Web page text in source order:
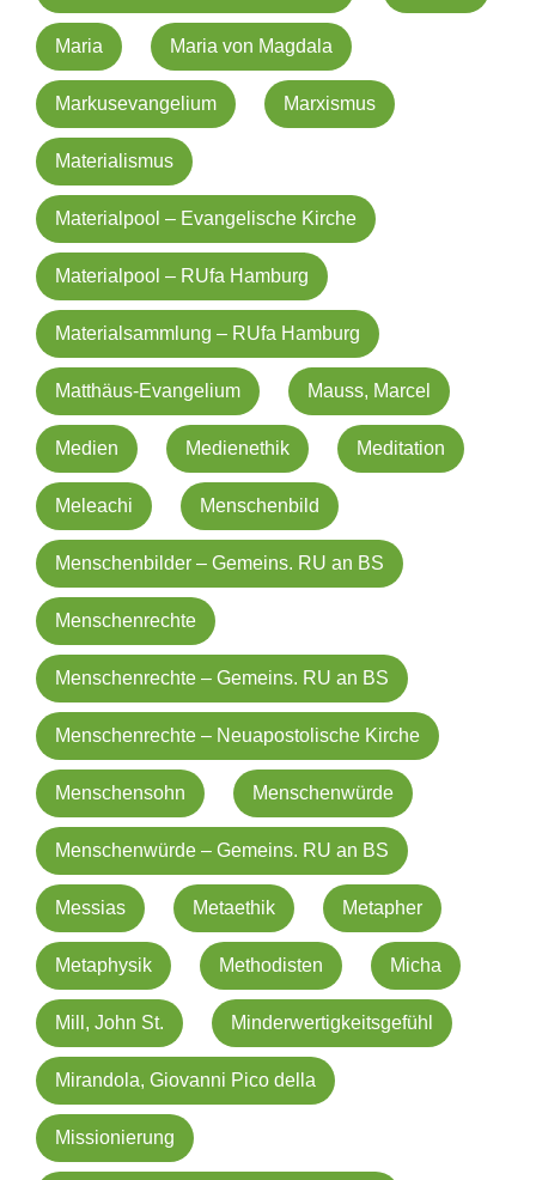
Maria Maria von Magdala
Markusevangelium Marxismus
Materialismus
Materialpool – Evangelische Kirche
Materialpool – RUfa Hamburg
Materialsammlung – RUfa Hamburg
Matthäus-Evangelium Mauss, Marcel
Medien Medienethik Meditation
Meleachi Menschenbild
Menschenbilder – Gemeins. RU an BS
Menschenrechte
Menschenrechte – Gemeins. RU an BS
Menschenrechte – Neuapostolische Kirche
Menschensohn Menschenwürde
Menschenwürde – Gemeins. RU an BS
Messias Metaethik Metapher
Metaphysik Methodisten Micha
Mill, John St. Minderwertigkeitsgefühl
Mirandola, Giovanni Pico della
Missionierung